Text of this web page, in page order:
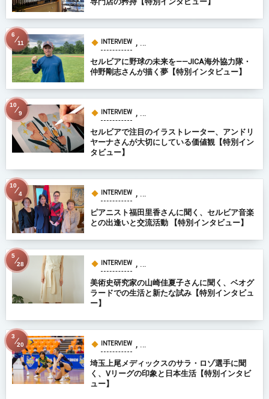
INTERVIEW , …
セルビアに野球の未来を——JICA海外協力隊・
仲野剛志さんが描く夢【特別インタビュー】
6
11
INTERVIEW , …
セルビアで注目のイラストレーター、アンドリ
ヤーナさんが大切にしている価値観【特別イン
タビュー】
10
9
INTERVIEW , …
ピアニスト福田里香さんに聞く、セルビア音楽
との出逢いと交流活動 【特別インタビュー】
10
4
INTERVIEW , …
美術史研究家の山崎佳夏子さんに聞く、ベオグ
ラードでの生活と新たな試み【特別インタビュ
ー】
5
28
INTERVIEW , …
埼玉上尾メディックスのサラ・ロゾ選手に聞
く、Vリーグの印象と日本生活【特別インタビ
ュー】
3
20